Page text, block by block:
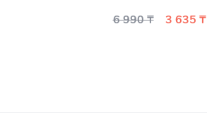
6 990 ₸
3 635 ₸